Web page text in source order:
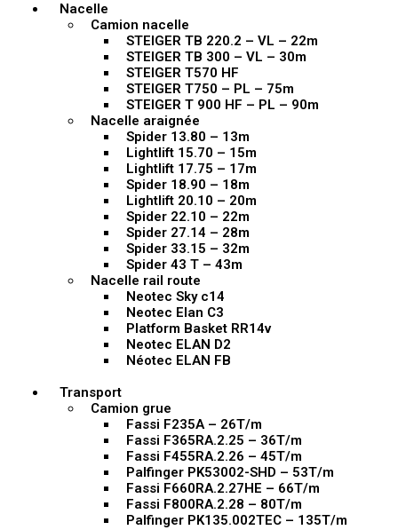
Nacelle
Camion nacelle
STEIGER TB 220.2 – VL – 22m
STEIGER TB 300 – VL – 30m
STEIGER T570 HF
STEIGER T750 – PL – 75m
STEIGER T 900 HF – PL – 90m
Nacelle araignée
Spider 13.80 – 13m
Lightlift 15.70 – 15m
Lightlift 17.75 – 17m
Spider 18.90 – 18m
Lightlift 20.10 – 20m
Spider 22.10 – 22m
Spider 27.14 – 28m
Spider 33.15 – 32m
Spider 43 T – 43m
Nacelle rail route
Neotec Sky c14
Neotec Elan C3
Platform Basket RR14v
Neotec ELAN D2
Néotec ELAN FB
Transport
Camion grue
Fassi F235A – 26T/m
Fassi F365RA.2.25 – 36T/m
Fassi F455RA.2.26 – 45T/m
Palfinger PK53002-SHD – 53T/m
Fassi F660RA.2.27HE – 66T/m
Fassi F800RA.2.28 – 80T/m
Palfinger PK135.002TEC – 135T/m